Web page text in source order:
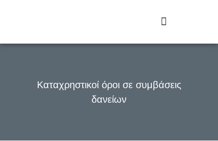
Καταχρηστικοί όροι σε συμβάσεις
δανείων